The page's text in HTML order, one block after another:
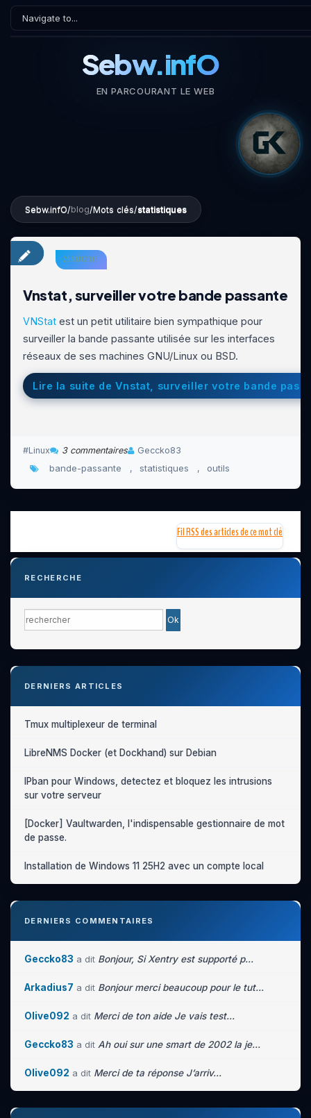
Sebw.infO
EN PARCOURANT LE WEB
Sebw.infO/blog/Mots clés/statistiques
Vnstat, surveiller votre bande passante
VNStat est un petit utilitaire bien sympathique pour
surveiller la bande passante utilisée sur les interfaces
réseaux de ses machines GNU/Linux ou BSD.
Lire la suite de Vnstat, surveiller votre bande
25 AOÛT 2018
Linux 3 commentaires Geccko83
bande-passante , statistiques , outils
Fil RSS des articles de ce mot clé
RECHERCHE
DERNIERS ARTICLES
Tmux multiplexeur de terminal
LibreNMS Docker (et Dockhand) sur Debian
IPban pour Windows, detectez et bloquez les intrusions
sur votre serveur
[Docker] Vaultwarden, l'indispensable gestionnaire de mot
de passe.
Installation de Windows 11 25H2 avec un compte local
DERNIERS COMMENTAIRES
Geccko83 a dit Bonjour, Si Xentry est supporté p...
Arkadius7 a dit Bonjour merci beaucoup pour le tut...
Olive092 a dit Merci de ton aide Je vais test...
Geccko83 a dit Ah oui sur une smart de 2002 la je...
Olive092 a dit Merci de ta réponse J’arriv...